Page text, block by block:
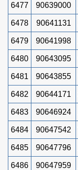
6477 90639000
6478 90641131
6479 90641998
6480 90643095
6481 90643855
6482 90644171
6483 90646924
6484 90647542
6485 90647796
6486 90647959